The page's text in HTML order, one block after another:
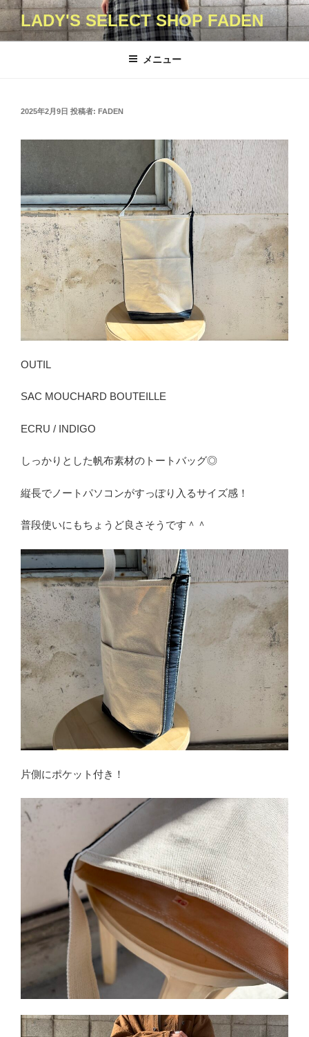
コ
ン
テ
LADY'S SELECT SHOP FADEN
メニュー
投
2025年2月9日 投稿者: FADEN
OUTIL
SAC MOUCHARD BOUTEILLE
ECRU / INDIGO
しっかりとした帆布素材のトートバッグ◎
縦長でノートパソコンがすっぽり入るサイズ感！
普段使いにもちょうど良さそうです＾＾
片側にポケット付き！